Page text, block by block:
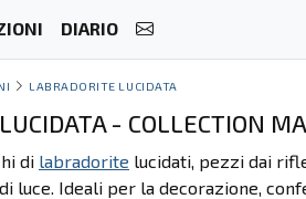
DIARIO
LABRADORITE LUCIDATA
- COLLECTION
di labradorite lucidati, pezzi dai
luce. Ideali per la decorazione,